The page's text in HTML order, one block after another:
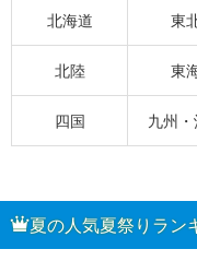
北海道 東
北陸 東
四国 九州
夏の人気夏祭りラン